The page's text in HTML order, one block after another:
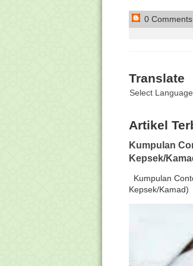
0 Comments
Translate
Select Language
Artikel
Kumpulan
Kepsek/
Kumpulan